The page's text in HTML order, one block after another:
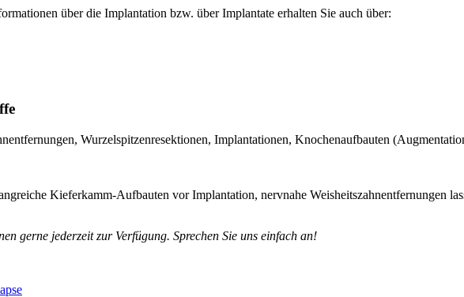
über die Implantation bzw. über Implantate erhalten Sie auch über:
Wurzelspitzenresektionen, Implantationen, Knochenaufbauten
Kieferkamm-Aufbauten vor Implantation, nervnahe Weisheitszahnentfernungen
gerne jederzeit zur Verfügung. Sprechen Sie uns einfach an!